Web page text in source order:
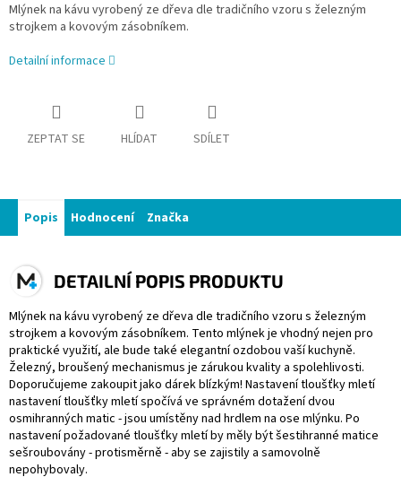
Mlýnek na kávu vyrobený ze dřeva dle tradičního vzoru s železným
strojkem a kovovým zásobníkem.
Detailní informace
ZEPTAT SE HLÍDAT SDÍLET
Popis Hodnocení Značka
DETAILNÍ POPIS PRODUKTU
Mlýnek na kávu vyrobený ze dřeva dle tradičního vzoru s železným
strojkem a kovovým zásobníkem. Tento mlýnek je vhodný nejen pro
praktické využití, ale bude také elegantní ozdobou vaší kuchyně.
Železný, broušený mechanismus je zárukou kvality a spolehlivosti.
Doporučujeme zakoupit jako dárek blízkým! Nastavení tloušťky mletí
nastavení tloušťky mletí spočívá ve správném dotažení dvou
osmihranných matic - jsou umístěny nad hrdlem na ose mlýnku. Po
nastavení požadované tloušťky mletí by měly být šestihranné matice
sešroubovány - protisměrně - aby se zajistily a samovolně
nepohybovaly.